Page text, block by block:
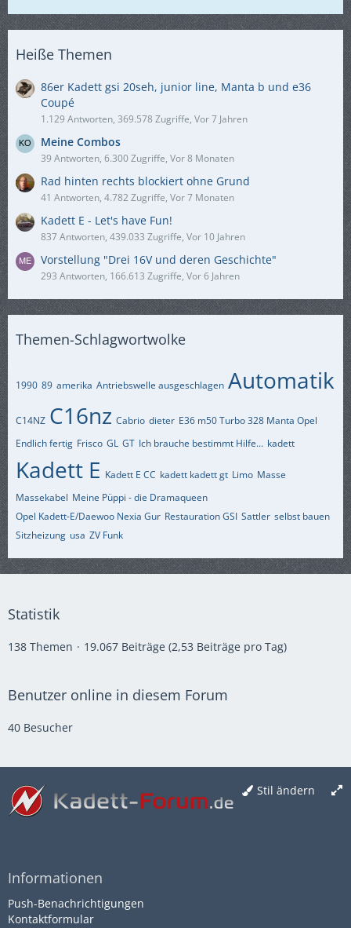
Heiße Themen
86er Kadett gsi 20seh, junior line, Manta b und e36
Coupé
1.129 Antworten, 369.578 Zugriffe, Vor 7 Jahren
Meine Combos
39 Antworten, 6.300 Zugriffe, Vor 8 Monaten
Rad hinten rechts blockiert ohne Grund
41 Antworten, 4.782 Zugriffe, Vor 7 Monaten
Kadett E - Let's have Fun!
837 Antworten, 439.033 Zugriffe, Vor 10 Jahren
Vorstellung "Drei 16V und deren Geschichte"
293 Antworten, 166.613 Zugriffe, Vor 6 Jahren
Themen-Schlagwortwolke
1990 89 amerika Antriebswelle ausgeschlagen Automatik
C14NZ C16nz Cabrio dieter E36 m50 Turbo 328 Manta Opel
Endlich fertig Frisco GL GT Ich brauche bestimmt Hilfe... kadett
Kadett E Kadett E CC kadett kadett gt Limo Masse
Massekabel Meine Püppi - die Dramaqueen
Opel Kadett-E/Daewoo Nexia Gur Restauration GSI Sattler selbst bauen
Sitzheizung usa ZV Funk
Statistik
138 Themen 19.067 Beiträge (2,53 Beiträge pro Tag)
Benutzer online in diesem Forum
40 Besucher
Stil ändern
Informationen
Push-Benachrichtigungen
Kontaktformular